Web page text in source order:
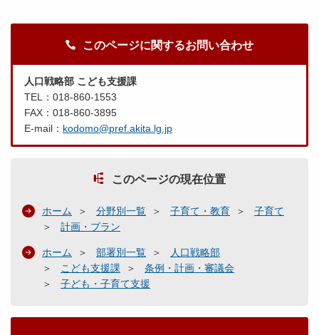
このページに関するお問い合わせ
人口戦略部 こども支援課
TEL：018-860-1553
FAX：018-860-3895
E-mail： kodomo@pref.akita.lg.jp
このページの現在位置
ホーム 分野別一覧 子育て・教育
子育て
計画・プラン
ホーム 部署別一覧
人口戦略部
こども支援課
条例・計画・審議会
子ども・子育て支援